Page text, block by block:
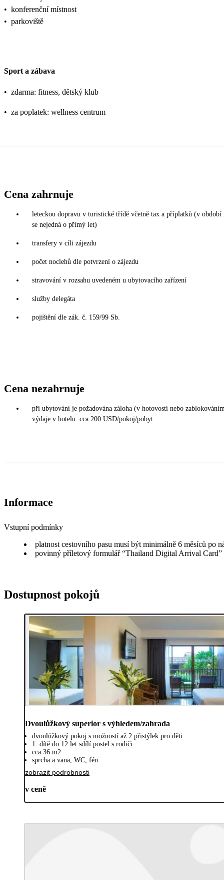
• konferenční místnost
• parkoviště
Sport a zábava
• zdarma: fitness, dětský klub
• za poplatek: wellness centrum
Cena zahrnuje
leteckou dopravu v turistické třídě včetně tax a příplatků (v období
se nejedná o přímý let)
transfery v cíli zájezdu
počet noclehů dle potvrzení o zájezdu
stravování v rozsahu uvedeném u ubytovacího zařízení
služby delegáta
pojištění dle zák. č. 159/99 Sb.
Cena nezahrnuje
při ubytování je požadována záloha (v hotovosti nebo
výdaje v hotelu: cca 200 USD/pokoj/pobyt
Informace
Vstupní podmínky
platnost cestovního pasu musí být minimálně 6 měsíců po
povinný příletový formulář “Thailand Digital Arrival Card”
Dostupnost pokojů
Dvoulůžkový superior s výhledem/zahrada
dvoulůžkový pokoj s možností až 2 přistýlek pro děti
1. dítě do 12 let sdílí postel s rodiči
cca 36 m2
sprcha a vana, WC, fén
zobrazit podrobnosti
v ceně